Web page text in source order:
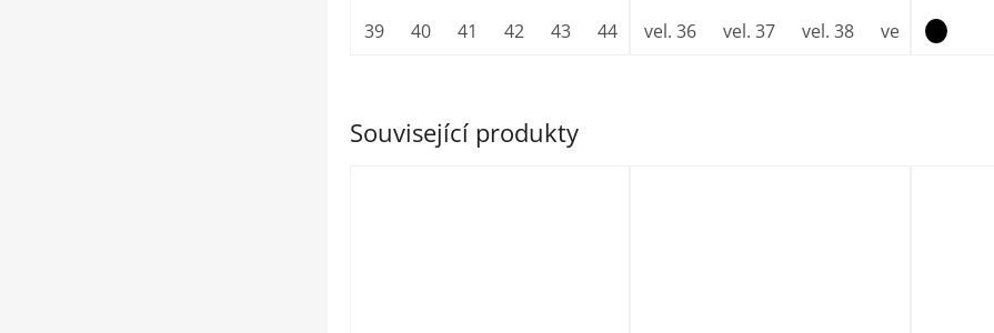
Související produkty
39 40 41 42 43 44 45 46 47
vel. 36 vel. 37 vel. 38 vel. 39